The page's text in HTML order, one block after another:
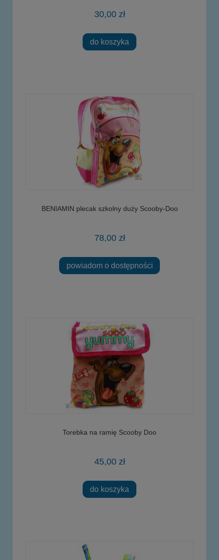
30,00 zł
do koszyka
BENIAMIN plecak szkolny duży Scooby-Doo
78,00 zł
powiadom o dostępności
Torebka na ramię Scooby Doo
45,00 zł
do koszyka